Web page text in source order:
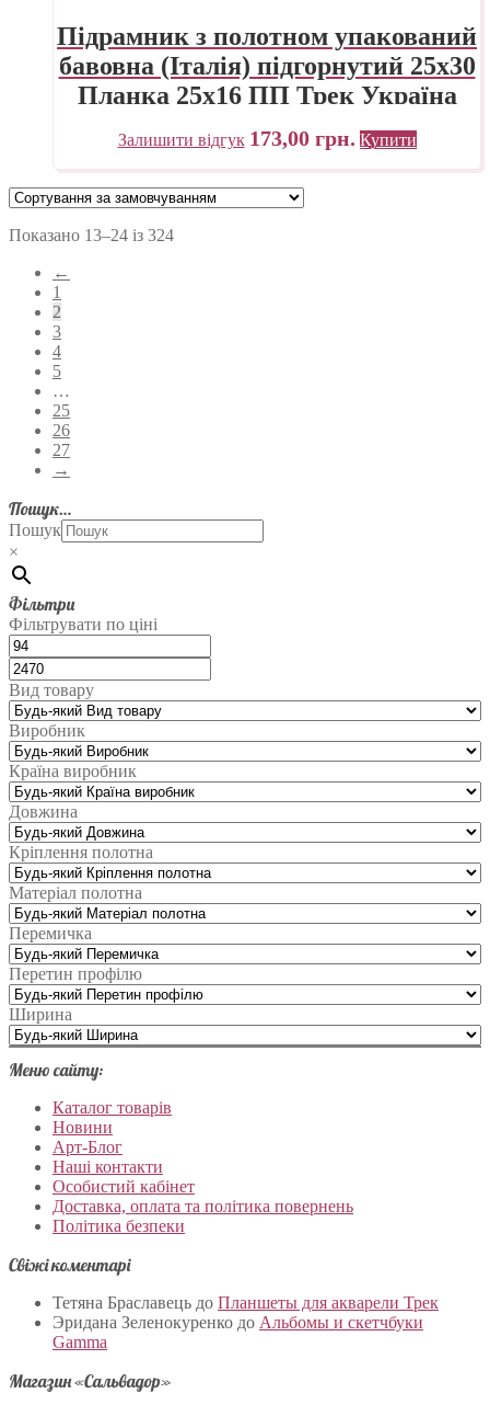
Підрамник з полотном упакований
бавовна (Італія) підгорнутий 25х30
Планка 25х16 ПП Трек Україна
Залишити відгук 173,00 грн. Купити
Показано 13–24 із 324
←
1
2
3
4
5
…
25
26
27
→
Пошук…
Пошук
×
Фільтри
Фільтрувати по ціні
Вид товару
Виробник
Країна виробник
Довжина
Кріплення полотна
Матеріал полотна
Перемичка
Перетин профілю
Ширина
Меню сайту:
Каталог товарів
Новини
Арт-Блог
Наші контакти
Особистий кабінет
Доставка, оплата та політика повернень
Політика безпеки
Свіжі коментарі
Тетяна Браславець до Планшеты для акварели Трек
Эридана Зеленокуренко до Альбомы и скетчбуки
Gamma
Магазин «Сальвадор»